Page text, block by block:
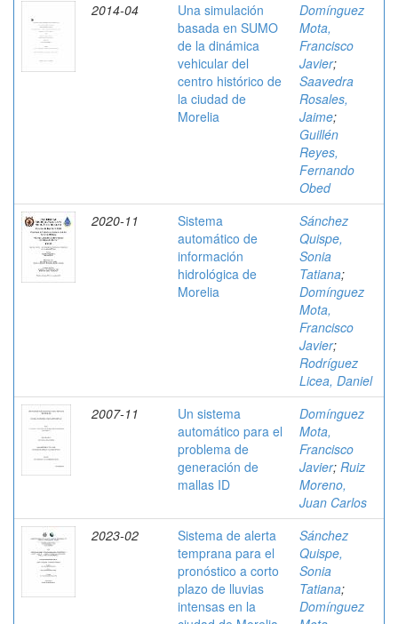
2014-04
Una simulación
basada en SUMO
de la dinámica
vehicular del
centro histórico de
la ciudad de
Morelia
Domínguez
Mota,
Francisco
Javier;
Saavedra
Rosales,
Jaime;
Guillén
Reyes,
Fernando
Obed
2020-11
Sistema
automático de
información
hidrológica de
Morelia
Sánchez
Quispe,
Sonia
Tatiana;
Domínguez
Mota,
Francisco
Javier;
Rodríguez
Licea, Daniel
2007-11
Un sistema
automático para el
problema de
generación de
mallas ID
Domínguez
Mota,
Francisco
Javier; Ruiz
Moreno,
Juan Carlos
2023-02
Sistema de alerta
temprana para el
pronóstico a corto
plazo de lluvias
intensas en la
Sánchez
Quispe,
Sonia
Tatiana;
Domínguez